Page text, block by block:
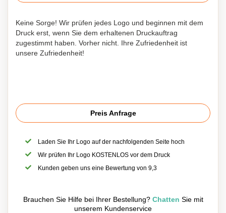
Keine Sorge! Wir prüfen jedes Logo und beginnen mit dem
Druck erst, wenn Sie dem erhaltenen Druckauftrag
zugestimmt haben. Vorher nicht. Ihre Zufriedenheit ist
unsere Zufriedenheit!
Preis Anfrage
Laden Sie Ihr Logo auf der nachfolgenden Seite hoch
Wir prüfen Ihr Logo KOSTENLOS vor dem Druck
Kunden geben uns eine Bewertung von 9,3
Brauchen Sie Hilfe bei Ihrer Bestellung? Chatten Sie mit
unserem Kundenservice